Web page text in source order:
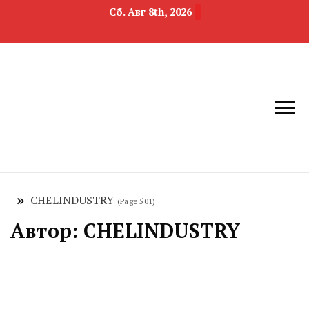
Сб. Авг 8th, 2026
CHELINDUSTRY (Page 501)
Автор: CHELINDUSTRY